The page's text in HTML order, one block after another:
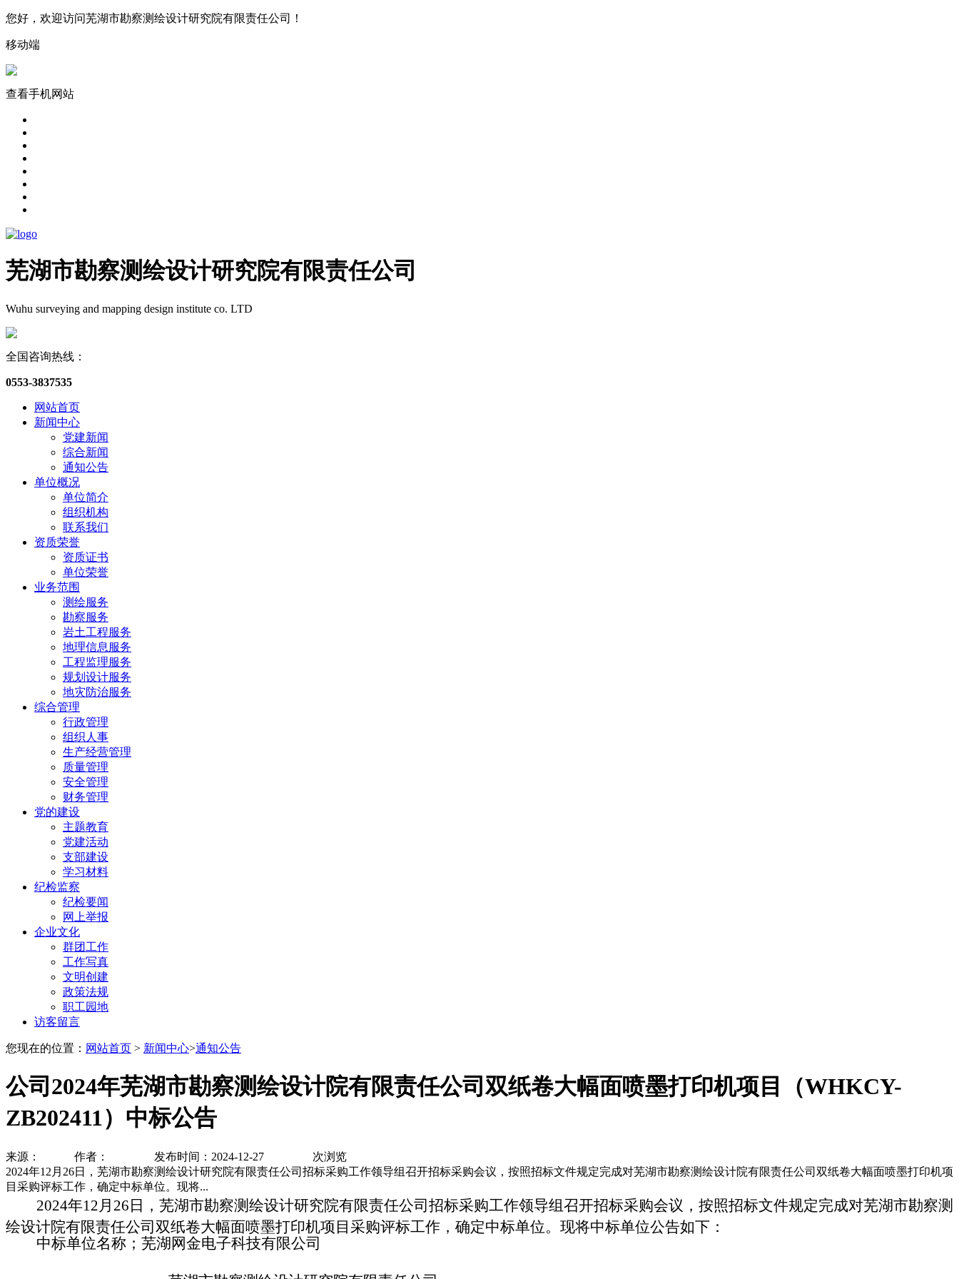
您好，欢迎访问芜湖市勘察测绘设计研究院有限责任公司！​
移动端
查看手机网站
芜湖市勘察测绘设计研究院有限责任公司
Wuhu surveying and mapping design institute co. LTD
全国咨询热线：
0553-3837535
网站首页
新闻中心
党建新闻
综合新闻
通知公告
单位概况
单位简介
组织机构
联系我们
资质荣誉
资质证书
单位荣誉
业务范围
测绘服务
勘察服务
岩土工程服务
地理信息服务
工程监理服务
规划设计服务
地灾防治服务
综合管理
行政管理
组织人事
生产经营管理
质量管理
安全管理
财务管理
党的建设
主题教育
党建活动
支部建设
学习材料
纪检监察
纪检要闻
网上举报
企业文化
群团工作
工作写真
文明创建
政策法规
职工园地
访客留言
您现在的位置：​​​​ 网站首页 > 新闻中心>通知公告
公司2024年芜湖市勘察测绘设计院有限责任公司双纸卷大幅面喷墨打印机项目（WHKCY-
ZB202411）中标公告
来源： 作者： 发布时间：2024-12-27
次浏览
2024年12月26日，芜湖市勘察测绘设计研究院有限责任公司招标采购工作领导组召开招标采购会议，按照招标文件规定完成对芜湖市勘察测绘设计院有限责任公司双纸卷大幅面喷墨打印机项
目采购评标工作，确定中标单位。现将...
2024年12 月 26 日，芜湖市勘察测绘设计研究院有限责任公司招标采购工作领导组召开招标采购会议，按照招标文件规定完成对芜湖市勘察测
绘设计院有限责任公司 双纸卷大幅面喷墨打印机项目采购评标工作，确定中标单位。现将中标单位公告如下：
中标单位名称 ；芜湖网金电子科技有限公司